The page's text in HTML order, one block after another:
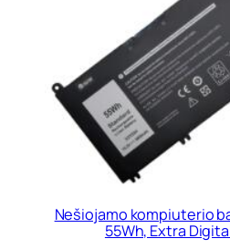
Nešiojamo kompiuterio
55Wh, Extra